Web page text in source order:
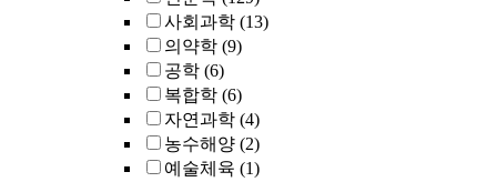
사회과학 (13)
의약학 (9)
공학 (6)
복합학 (6)
자연과학 (4)
농수해양 (2)
예술체육 (1)